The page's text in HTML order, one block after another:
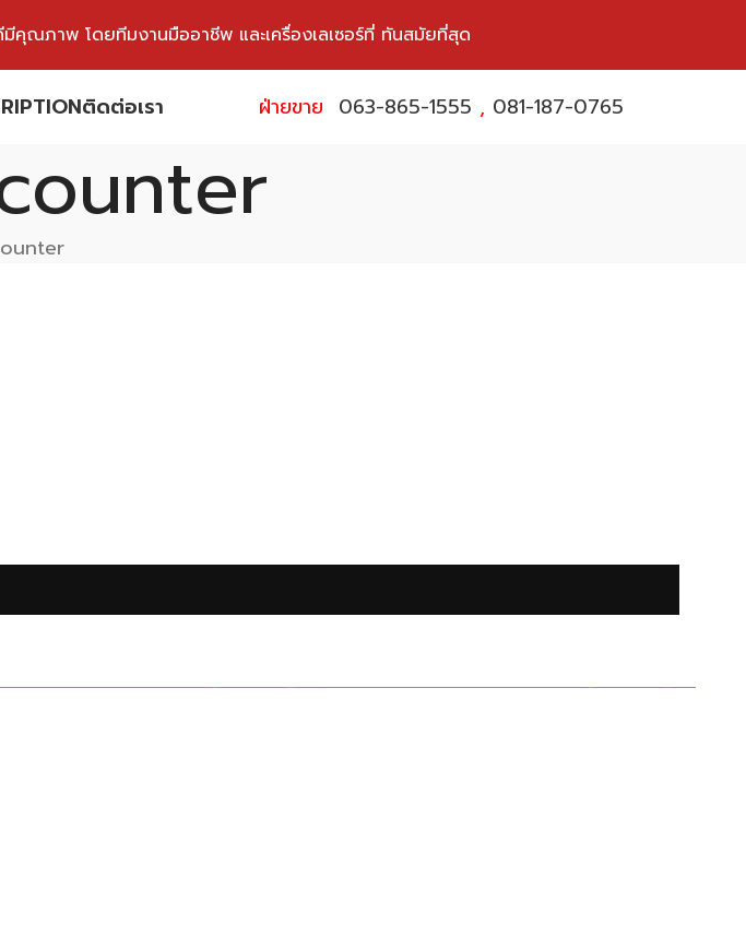
คุณภาพ โดยทีมงานมืออาชีพ และเครื่องเลเซอร์ที่ ทันสมัยที่สุด
ติดต่อเรา ฝ่ายขาย 063-865-1555 , 081-187-0765